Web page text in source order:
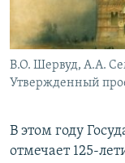
Все сайты
В.О. Шервуд, А.А.
Утвержденный
В этом году
отмечает 125-